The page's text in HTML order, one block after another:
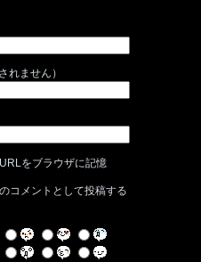
れません）
をブラウザに記憶
コメントとして投稿する